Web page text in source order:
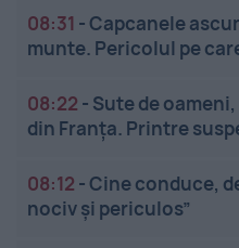
08:31 -Capcanele
munte. Pericolul pe
08:22 - Sute de
din Franța. Printre
08:12 -Cine conduce,
nociv și periculos”